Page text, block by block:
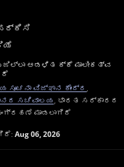
ಜಿಲ್ಲಾ ಆಡಳಿತ ಕ್ಕೆ ಮಾಲೀಕತ್ವ
ಸೂಚನಾ ವಿಜ್ಞಾನ ಕೇಂದ್ರ
ಸಚಿವಾಲಯ , ಭಾರತ ಸರ್ಕಾರದ
ಮಾಡಲಾಗಿದೆ
Aug 06, 2026